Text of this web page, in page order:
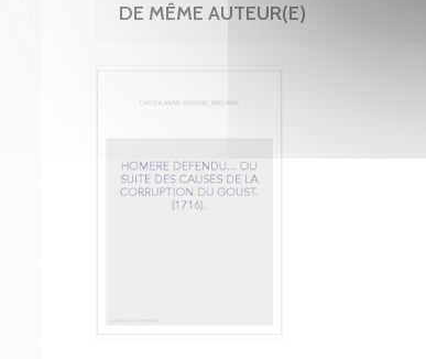
DE MÊME AUTEUR(E)